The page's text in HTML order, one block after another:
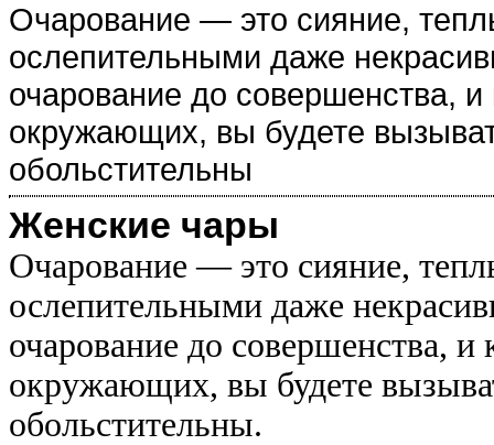
Очарование — это сияние,
ослепительными даже
очарование до совершенства,
окружающих, вы будете
обольстительны
Женские чары
Очарование — это сияние,
ослепительными даже
очарование до совершенства,
окружающих, вы будете
обольстительны.